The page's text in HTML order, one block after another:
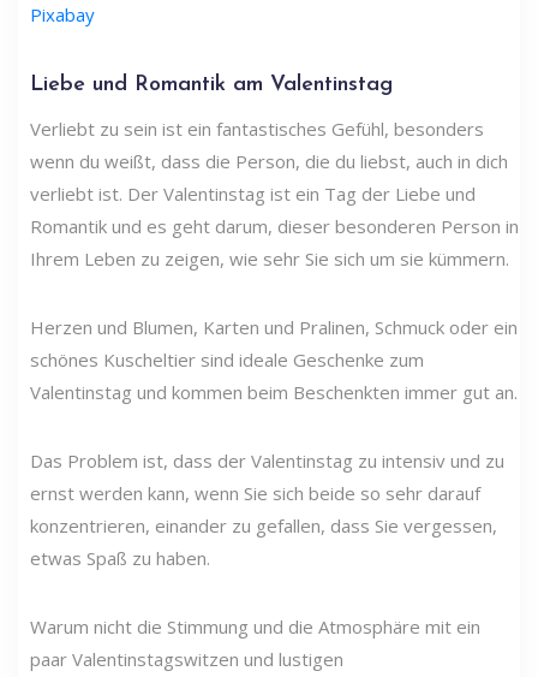
Pixabay
Liebe und Romantik am Valentinstag
Verliebt zu sein ist ein fantastisches Gefühl, besonders
wenn du weißt, dass die Person, die du liebst, auch in dich
verliebt ist. Der Valentinstag ist ein Tag der Liebe und
Romantik und es geht darum, dieser besonderen Person in
Ihrem Leben zu zeigen, wie sehr Sie sich um sie kümmern.
Herzen und Blumen, Karten und Pralinen, Schmuck oder ein
schönes Kuscheltier sind ideale Geschenke zum
Valentinstag und kommen beim Beschenkten immer gut an.
Das Problem ist, dass der Valentinstag zu intensiv und zu
ernst werden kann, wenn Sie sich beide so sehr darauf
konzentrieren, einander zu gefallen, dass Sie vergessen,
etwas Spaß zu haben.
Warum nicht die Stimmung und die Atmosphäre mit ein
paar Valentinstagswitzen und lustigen